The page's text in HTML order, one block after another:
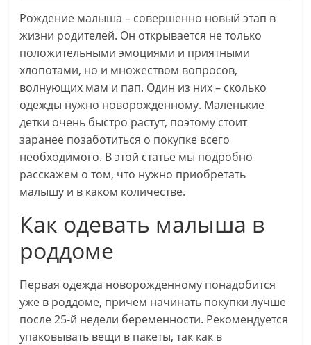
Рождение малыша – совершенно новый этап в
жизни родителей. Он открывается не только
положительными эмоциями и приятными
хлопотами, но и множеством вопросов,
волнующих мам и пап. Один из них – сколько
одежды нужно новорожденному. Маленькие
детки очень быстро растут, поэтому стоит
заранее позаботиться о покупке всего
необходимого. В этой статье мы подробно
расскажем о том, что нужно приобретать
малышу и в каком количестве.
Как одевать малыша в
роддоме
Первая одежда новорожденному понадобится
уже в роддоме, причем начинать покупки лучше
после 25-й недели беременности. Рекомендуется
упаковывать вещи в пакеты, так как в